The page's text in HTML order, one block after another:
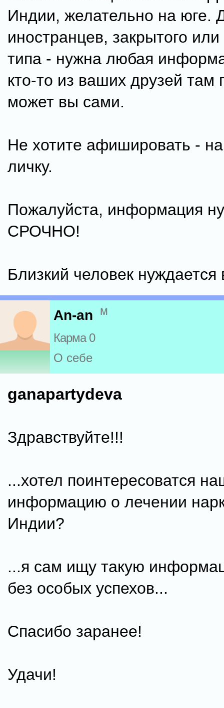
Индии, желательно на юге.
иностранцев, закрытого или
типа - нужна любая
кто-то из ваших друзей там
может вы сами.
Не хотите афишировать -
личку.
Пожалуйста, информация
СРОЧНО!
Близкий человек
An-an м
Карма 0
О себе
ganapartydeva
Здравствуйте!!!
...хотел поинтересоватся
информацию о лечении
Индии?
...я сам ищу такую
без особых успехов...
Спасибо заранее!
Удачи!